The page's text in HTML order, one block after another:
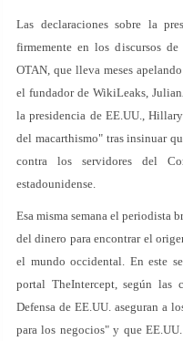
Las declaraciones sobre la
firmemente en los discursos
OTAN, que lleva meses
el fundador de WikiLeaks,
la presidencia de EE.UU.,
del macarthismo" tras insinuar
contra los servidores del
estadounidense.
Esa misma semana el periodista
del dinero para encontrar el
el mundo occidental. En este
portal TheIntercept, según las
Defensa de EE.UU. aseguran a
para los negocios" y que